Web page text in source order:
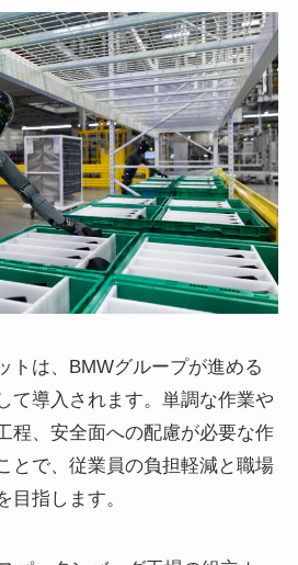
トは、BMWグループが進める
て導入されます。単調な作業や
程、安全面への配慮が必要な作
とで、従業員の負担軽減と職場
目指します。